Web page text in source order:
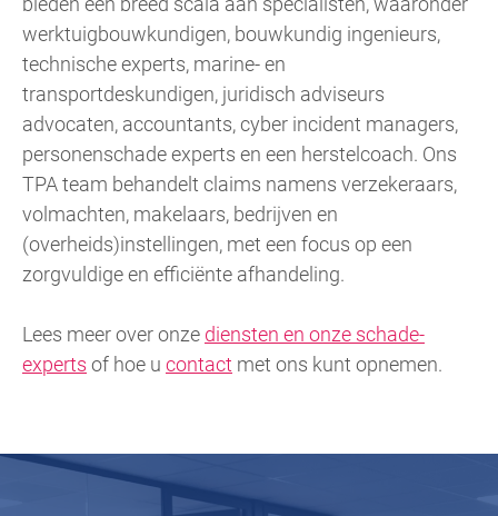
werktuigbouwkundigen, bouwkundig ingenieurs,
technische experts, marine- en
transportdeskundigen, juridisch adviseurs
advocaten, accountants, cyber incident managers,
personenschade experts en een herstelcoach. Ons
TPA team behandelt claims namens verzekeraars,
volmachten, makelaars, bedrijven en
(overheids)instellingen, met een focus op een
zorgvuldige en efficiënte afhandeling.
Lees meer over onze diensten en onze schade-
experts of hoe u contact met ons kunt opnemen.